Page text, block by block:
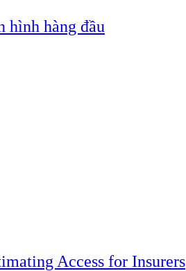
hình hàng đầu
Access for Insurers